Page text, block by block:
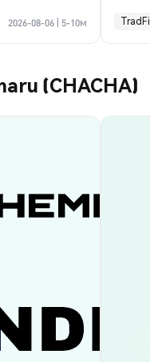
2026-08-06 5-10м TradFi
(CHACHA)